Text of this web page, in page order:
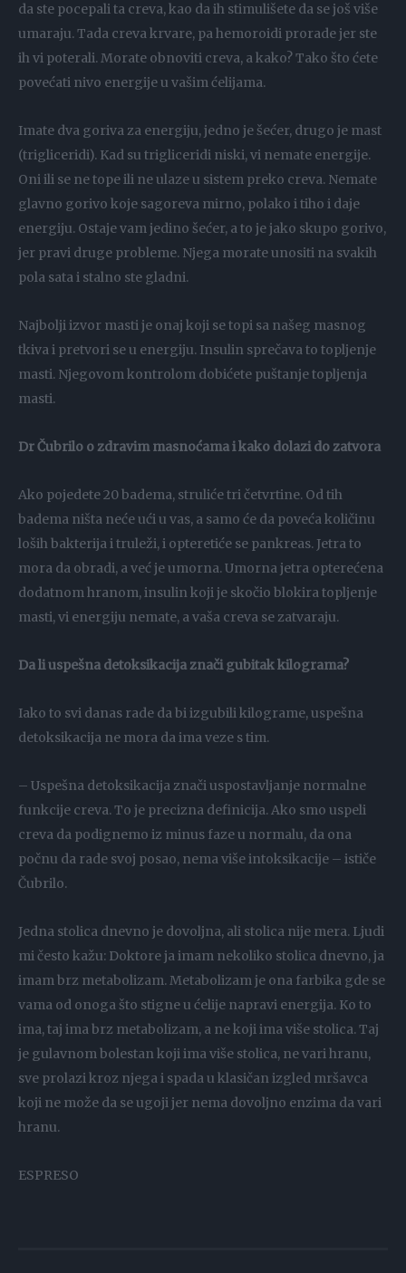
da ste pocepali ta creva, kao da ih stimulišete da se još više
umaraju. Tada creva krvare, pa hemoroidi prorade jer ste
ih vi poterali. Morate obnoviti creva, a kako? Tako što ćete
povećati nivo energije u vašim ćelijama.
Imate dva goriva za energiju, jedno je šećer, drugo je mast
(trigliceridi). Kad su trigliceridi niski, vi nemate energije.
Oni ili se ne tope ili ne ulaze u sistem preko creva. Nemate
glavno gorivo koje sagoreva mirno, polako i tiho i daje
energiju. Ostaje vam jedino šećer, a to je jako skupo gorivo,
jer pravi druge probleme. Njega morate unositi na svakih
pola sata i stalno ste gladni.
Najbolji izvor masti je onaj koji se topi sa našeg masnog
tkiva i pretvori se u energiju. Insulin sprečava to topljenje
masti. Njegovom kontrolom dobićete puštanje topljenja
masti.
Dr Čubrilo o zdravim masnoćama i kako dolazi do zatvora
Ako pojedete 20 badema, struliće tri četvrtine. Od tih
badema ništa neće ući u vas, a samo će da poveća količinu
loših bakterija i truleži, i opteretiće se pankreas. Jetra to
mora da obradi, a već je umorna. Umorna jetra opterećena
dodatnom hranom, insulin koji je skočio blokira topljenje
masti, vi energiju nemate, a vaša creva se zatvaraju.
Da li uspešna detoksikacija znači gubitak kilograma?
Iako to svi danas rade da bi izgubili kilograme, uspešna
detoksikacija ne mora da ima veze s tim.
– Uspešna detoksikacija znači uspostavljanje normalne
funkcije creva. To je precizna definicija. Ako smo uspeli
creva da podignemo iz minus faze u normalu, da ona
počnu da rade svoj posao, nema više intoksikacije – ističe
Čubrilo.
Jedna stolica dnevno je dovoljna, ali stolica nije mera. Ljudi
mi često kažu: Doktore ja imam nekoliko stolica dnevno, ja
imam brz metabolizam. Metabolizam je ona farbika gde se
vama od onoga što stigne u ćelije napravi energija. Ko to
ima, taj ima brz metabolizam, a ne koji ima više stolica. Taj
je gulavnom bolestan koji ima više stolica, ne vari hranu,
sve prolazi kroz njega i spada u klasičan izgled mršavca
koji ne može da se ugoji jer nema dovoljno enzima da vari
hranu.
ESPRESO